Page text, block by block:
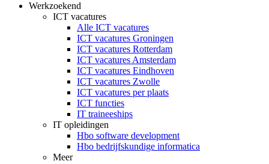
Werkzoekend
ICT vacatures
Alle ICT vacatures
ICT vacatures Groningen
ICT vacatures Rotterdam
ICT vacatures Amsterdam
ICT vacatures Eindhoven
ICT vacatures Zwolle
ICT vacatures per plaats
ICT functies
IT traineeships
IT opleidingen
Hbo software development
Hbo bedrijfskundige informatica
Meer